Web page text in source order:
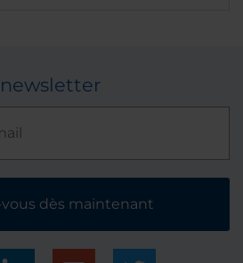
vous dès maintenant